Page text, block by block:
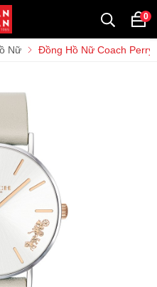
0
Nữ Đồng Hồ Nữ Coach Perry